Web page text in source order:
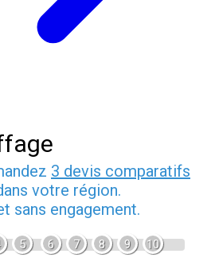
3 devis comparatifs
votre région.
sans engagement.
5 6 7 8 9 10